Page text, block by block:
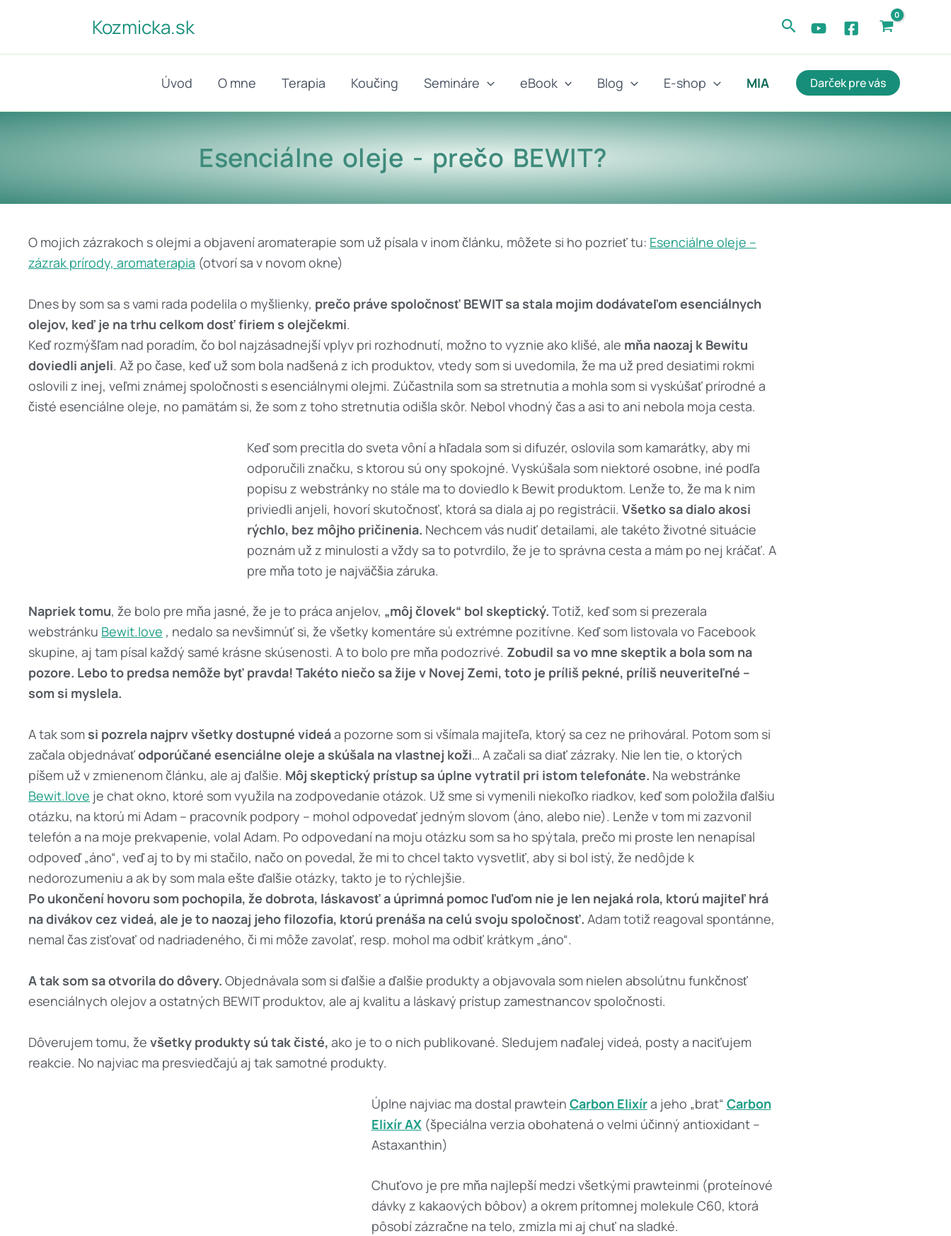
obsah
Kozmicka.sk Hľadať
Úvod O mne Terapia Koučing Semináre eBook Blog E-shop MIA Darček pre vás
Esenciálne oleje - prečo BEWIT?
O mojich zázrakoch s olejmi a objavení aromaterapie som už písala v inom článku, môžete si ho pozrieť tu: Esenciálne oleje –
zázrak prírody, aromaterapia (otvorí sa v novom okne)
Dnes by som sa s vami rada podelila o myšlienky, prečo práve spoločnosť BEWIT sa stala mojim dodávateľom esenciálnych
olejov, keď je na trhu celkom dosť firiem s olejčekmi.
Keď rozmýšľam nad poradím, čo bol najzásadnejší vplyv pri rozhodnutí, možno to vyznie ako klišé, ale mňa naozaj k Bewitu
doviedli anjeli. Až po čase, keď už som bola nadšená z ich produktov, vtedy som si uvedomila, že ma už pred desiatimi rokmi
oslovili z inej, veľmi známej spoločnosti s esenciálnymi olejmi. Zúčastnila som sa stretnutia a mohla som si vyskúšať prírodné a
čisté esenciálne oleje, no pamätám si, že som z toho stretnutia odišla skôr. Nebol vhodný čas a asi to ani nebola moja cesta.
Keď som precitla do sveta vôní a hľadala som si difuzér, oslovila som kamarátky, aby mi
odporučili značku, s ktorou sú ony spokojné. Vyskúšala som niektoré osobne, iné podľa
popisu z webstránky no stále ma to doviedlo k Bewit produktom. Lenže to, že ma k nim
priviedli anjeli, hovorí skutočnosť, ktorá sa diala aj po registrácii.Všetko sa dialo akosi
rýchlo, bez môjho pričinenia. Nechcem vás nudiť detailami, ale takéto životné situácie
poznám už z minulosti a vždy sa to potvrdilo, že je to správna cesta a mám po nej kráčať. A
pre mňa toto je najväčšia záruka.
Napriek tomu, že bolo pre mňa jasné, že je to práca anjelov, „môj človek“ bol skeptický. Totiž, keď som si prezerala
webstránku Bewit.love , nedalo sa nevšimnúť si, že všetky komentáre sú extrémne pozitívne. Keď som listovala vo Facebook
skupine, aj tam písal každý samé krásne skúsenosti. A to bolo pre mňa podozrivé. Zobudil sa vo mne skeptik a bola som na
pozore. Lebo to predsa nemôže byť pravda! Takéto niečo sa žije v Novej Zemi, toto je príliš pekné, príliš neuveriteľné –
som si myslela.
A tak som si pozrela najprv všetky dostupné videáa pozorne som si všímala majiteľa, ktorý sa cez ne prihováral. Potom som si
začala objednávaťodporúčané esenciálne oleje a skúšala na vlastnej koži… A začali sa diať zázraky. Nie len tie, o ktorých
píšem už v zmienenom článku, ale aj ďalšie. Môj skeptický prístup sa úplne vytratil pri istom telefonáte. Na webstránke
Bewit.love je chat okno, ktoré som využila na zodpovedanie otázok. Už sme si vymenili niekoľko riadkov, keď som položila ďalšiu
otázku, na ktorú mi Adam – pracovník podpory – mohol odpovedať jedným slovom (áno, alebo nie). Lenže v tom mi zazvonil
telefón a na moje prekvapenie, volal Adam. Po odpovedaní na moju otázku som sa ho spýtala, prečo mi proste len nenapísal
odpoveď „áno“, veď aj to by mi stačilo, načo on povedal, že mi to chcel takto vysvetliť, aby si bol istý, že nedôjde k
nedorozumeniu a ak by som mala ešte ďalšie otázky, takto je to rýchlejšie.
Po ukončení hovoru som pochopila, že dobrota, láskavosť a úprimná pomoc ľuďom nie je len nejaká rola, ktorú majiteľ hrá
na divákov cez videá, ale je to naozaj jeho filozofia, ktorú prenáša na celú svoju spoločnosť. Adam totiž reagoval spontánne,
nemal čas zisťovať od nadriadeného, či mi môže zavolať, resp. mohol ma odbiť krátkym „áno“.
A tak som sa otvorila do dôvery. Objednávala som si ďalšie a ďalšie produkty a objavovala som nielen absolútnu funkčnosť
esenciálnych olejov a ostatných BEWIT produktov, ale aj kvalitu a láskavý prístup zamestnancov spoločnosti.
Dôverujem tomu, že všetky produkty sú tak čisté, ako je to o nich publikované. Sledujem naďalej videá, posty a naciťujem
reakcie. No najviac ma presviedčajú aj tak samotné produkty.
Úplne najviac ma dostal prawtein Carbon Elixíra jeho „brat“ Carbon
Elixír AX(špeciálna verzia obohatená o velmi účinný antioxidant –
Astaxanthin)
Chuťovo je pre mňa najlepší medzi všetkými prawteinmi (proteínové
dávky z kakaových bôbov) a okrem prítomnej molekule C60, ktorá
pôsobí zázračne na telo, zmizla mi aj chuť na sladké.